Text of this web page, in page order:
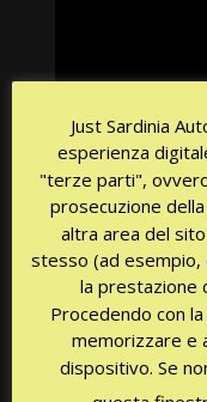
CHIAMATA
Just Sardinia
esperienza
"terze parti",
prosecuzione
altra area del
stesso (ad esempio,
la prestazione
Procedendo con
memorizzare e
dispositivo. Se